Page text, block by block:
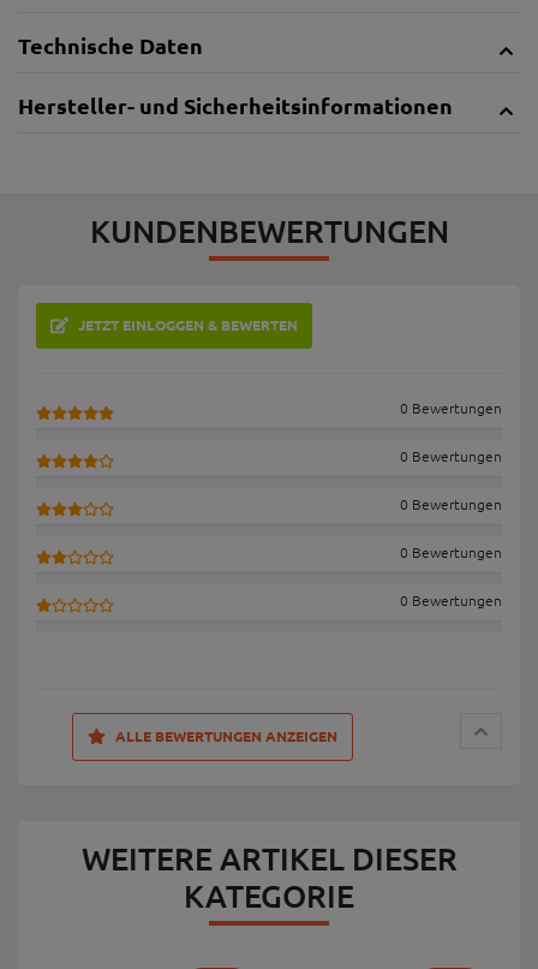
Technische Daten
Hersteller- und Sicherheitsinformationen
KUNDENBEWERTUNGEN
JETZT EINLOGGEN & BEWERTEN
0 Bewertungen
0 Bewertungen
0 Bewertungen
0 Bewertungen
0 Bewertungen
ALLE BEWERTUNGEN ANZEIGEN
WEITERE ARTIKEL DIESER
KATEGORIE